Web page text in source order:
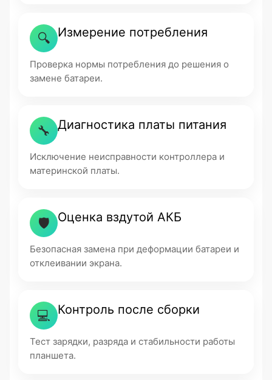
🔍 Измерение потребления
Проверка нормы потребления до решения о
замене батареи.
🔧 Диагностика платы питания
Исключение неисправности контроллера и
материнской платы.
🛡 Оценка вздутой АКБ
Безопасная замена при деформации батареи и
отклеивании экрана.
💻 Контроль после сборки
Тест зарядки, разряда и стабильности работы
планшета.